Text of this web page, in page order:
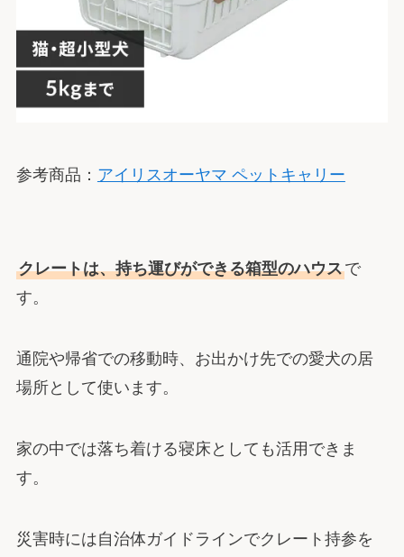
参考商品： アイリスオーヤマ ペットキャリー
クレートは、持ち運びができる箱型のハウスで
す。
通院や帰省での移動時、お出かけ先での愛犬の居
場所として使います。
家の中では落ち着ける寝床としても活用できま
す。
災害時には自治体ガイドラインでクレート持参を